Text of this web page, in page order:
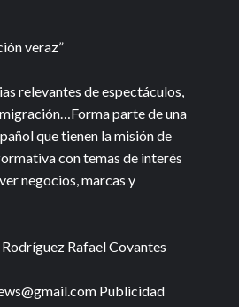
veraz”
relevantes de espectáculos,
parte de una
que tienen la misión de
con temas de interés
negocios, marcas y
Rafael Covantes
Publicidad